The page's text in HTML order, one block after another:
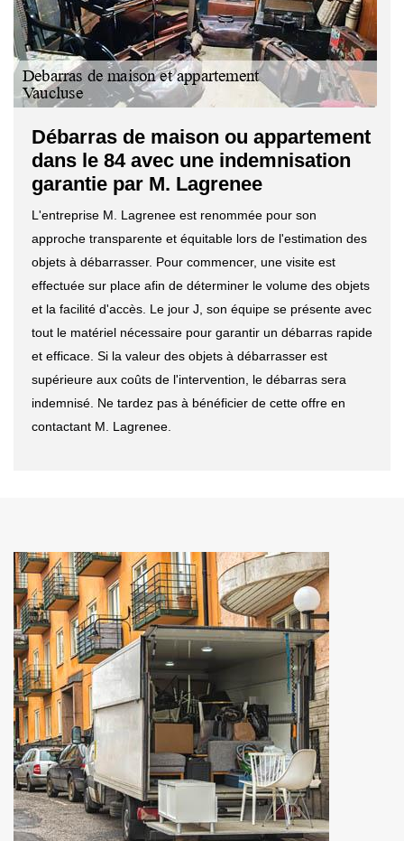
Débarras de maison ou appartement
dans le 84 avec une indemnisation
garantie par M. Lagrenee
L'entreprise M. Lagrenee est renommée pour son
approche transparente et équitable lors de l'estimation des
objets à débarrasser. Pour commencer, une visite est
effectuée sur place afin de déterminer le volume des objets
et la facilité d'accès. Le jour J, son équipe se présente avec
tout le matériel nécessaire pour garantir un débarras rapide
et efficace. Si la valeur des objets à débarrasser est
supérieure aux coûts de l'intervention, le débarras sera
indemnisé. Ne tardez pas à bénéficier de cette offre en
contactant M. Lagrenee.